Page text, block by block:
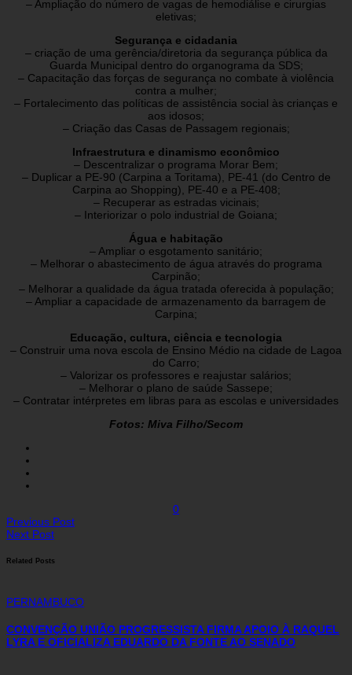
– Ampliação do número de vagas de hemodiálise e cirurgias
eletivas;
Segurança e cidadania
– criação de uma gerência/diretoria da segurança pública da
Guarda Municipal dentro do organograma da SDS;
– Capacitação das forças de segurança no combate à violência
contra a mulher;
– Fortalecimento das políticas de assistência social às crianças e
aos idosos;
– Criação das Casas de Passagem regionais;
Infraestrutura e dinamismo econômico
– Descentralizar o programa Morar Bem;
– Duplicar a PE-90 (Carpina a Toritama), PE-41 (do Centro de
Carpina ao Shopping), PE-40 e a PE-408;
– Recuperar as estradas vicinais;
– Interiorizar o polo industrial de Goiana;
Água e habitação
– Ampliar o esgotamento sanitário;
– Melhorar o abastecimento de água através do programa
Carpinão;
– Melhorar a qualidade da água tratada oferecida à população;
– Ampliar a capacidade de armazenamento da barragem de
Carpina;
Educação, cultura, ciência e tecnologia
– Construir uma nova escola de Ensino Médio na cidade de Lagoa
do Carro;
– Valorizar os professores e reajustar salários;
– Melhorar o plano de saúde Sassepe;
– Contratar intérpretes em libras para as escolas e universidades
Fotos: Miva Filho/Secom
0
Previous Post
Next Post
Related Posts
PERNAMBUCO
CONVENÇÃO UNIÃO PROGRESSISTA FIRMA APOIO À RAQUEL
LYRA E OFICIALIZA EDUARDO DA FONTE AO SENADO